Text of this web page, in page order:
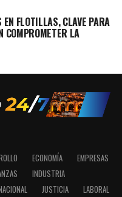
EN FLOTILLAS, CLAVE PARA
COMPROMETER LA
ECONOMÍA
EMPRESAS
INDUSTRIA
JUSTICIA
LABORAL